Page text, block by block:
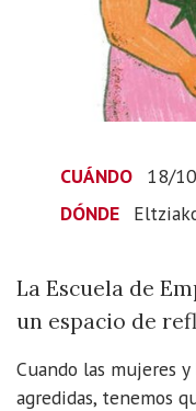
18T10:00:00+02:00
18T10:00:00+02:00
de
Empoderamiento
Oñati
CUÁNDO 18/
DÓNDE
La Escuela de
un espacio de
Cuando las mujeres y
agredidas, tenemos